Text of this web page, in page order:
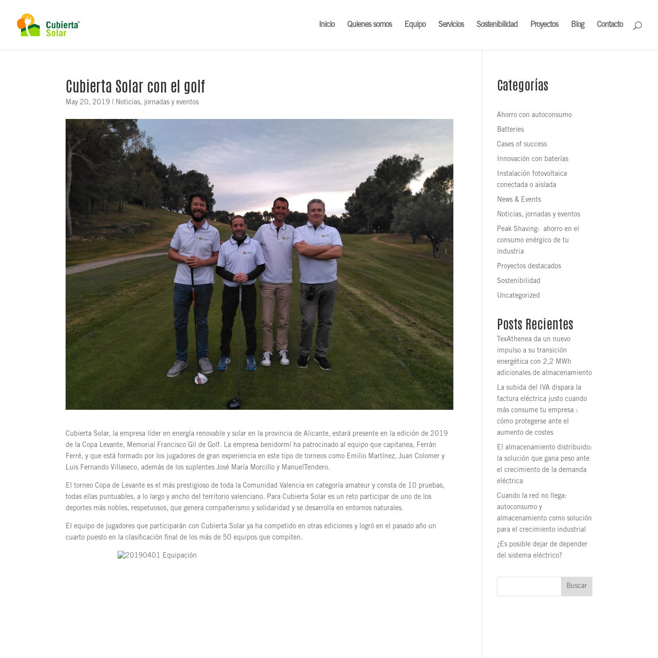
Inicio Quienes somos Equipo Servicios Sostenibilidad Proyectos Blog Contacto
Cubierta Solar con el golf
May 20, 2019 | Noticias, jornadas y eventos
Cubierta Solar, la empresa líder en energía renovable y solar en la provincia de Alicante, estará presente en la edición de 2019
de la Copa Levante, Memorial Francisco Gil de Golf. La empresa benidormí ha patrocinado al equipo que capitanea, Ferrán
Ferré, y que está formado por los jugadores de gran experiencia en este tipo de torneos como Emilio Martínez, Juan Colomer y
Luis Fernando Villaseco, además de los suplentes José María Morcillo y ManuelTendero.
El torneo Copa de Levante es el más prestigioso de toda la Comunidad Valencia en categoría amateur y consta de 10 pruebas,
todas ellas puntuables, a lo largo y ancho del territorio valenciano. Para Cubierta Solar es un reto participar de uno de los
deportes más nobles, respetuosos, que genera compañerismo y solidaridad y se desarrolla en entornos naturales.
El equipo de jugadores que participarán con Cubierta Solar ya ha competido en otras ediciones y logró en el pasado año un
cuarto puesto en la clasificación final de los más de 50 equipos que compiten.
Categorías
Ahorro con autoconsumo
Batteries
Cases of success
Innovación con baterías
Instalación fotovoltaica
conectada o aislada
News & Events
Noticias, jornadas y eventos
Peak Shaving: ahorro en el
consumo enérgico de tu
industria
Proyectos destacados
Sostenibilidad
Uncategorized
Posts Recientes
TexAthenea da un nuevo
impulso a su transición
energética con 2,2 MWh
adicionales de almacenamiento
La subida del IVA dispara la
factura eléctrica justo cuando
más consume tu empresa :
cómo protegerse ante el
aumento de costes
El almacenamiento distribuido:
la solución que gana peso ante
el crecimiento de la demanda
eléctrica
Cuando la red no llega:
autoconsumo y
almacenamiento como solución
para el crecimiento industrial
¿Es posible dejar de depender
del sistema eléctrico?
Buscar